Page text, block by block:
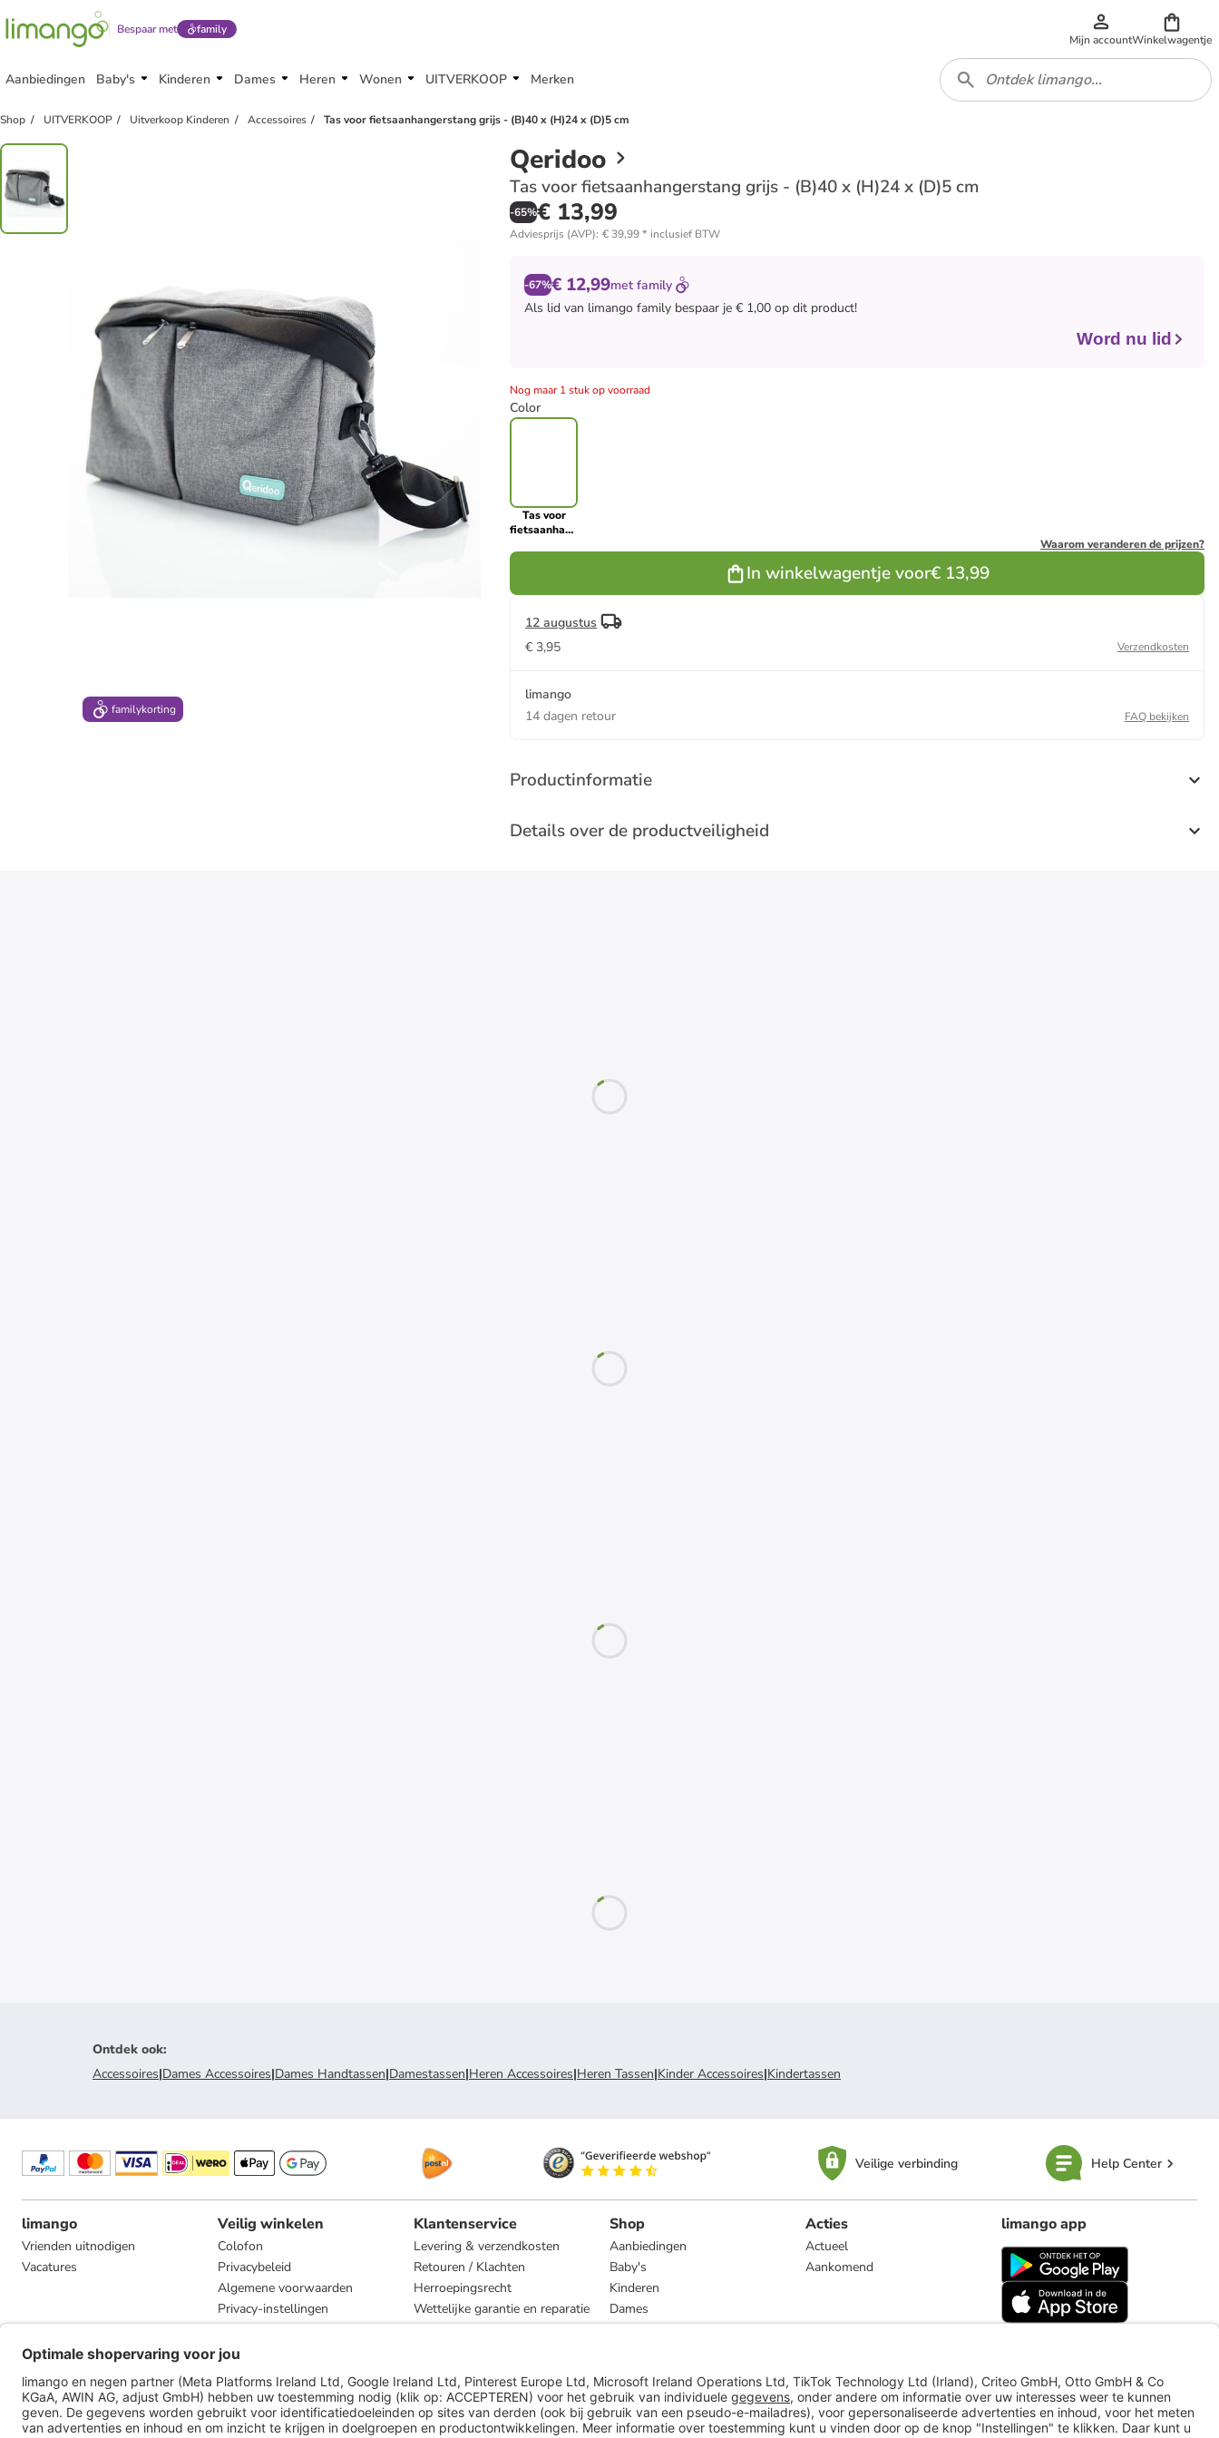
Bespaar met family
Mijn accountWinkelwagentje
Aanbiedingen Baby's Kinderen Dames Heren Wonen UITVERKOOP Merken
Shop UITVERKOOP Uitverkoop Kinderen Accessoires Tas voor fietsaanhangerstang grijs - (B)40 x (H)24 x (D)5 cm
familykorting
familykorting
Qeridoo
Tas voor fietsaanhangerstang grijs - (B)40 x (H)24 x (D)5 cm
-65%€ 13,99
Adviesprijs (AVP): € 39,99* inclusief BTW
-67%€ 12,99met family
Als lid van limango family bespaar je € 1,00 op dit product!
Word nu lid
Nog maar 1 stuk op voorraad
Color
Tas voor
fietsaanhangerstang
Waarom veranderen de prijzen?
In winkelwagentje voor€ 13,99
12 augustus
€ 3,95
Verzendkosten
limango
14 dagen retour
FAQ bekijken
Productinformatie
Details over de productveiligheid
Ontdek ook:
Accessoires|Dames Accessoires|Dames Handtassen|Damestassen|Heren Accessoires|Heren Tassen|Kinder Accessoires|Kindertassen
Veilige verbinding Help Center
limango
Vrienden uitnodigen
Vacatures
Veilig winkelen
Colofon
Privacybeleid
Algemene voorwaarden
Privacy-instellingen
Compliance
Klantenservice
Levering & verzendkosten
Retouren / Klachten
Herroepingsrecht
Wettelijke garantie en reparatie
Shop
Aanbiedingen
Baby's
Kinderen
Dames
Heren
Acties
Actueel
Aankomend
limango app
limango.de limango.pl